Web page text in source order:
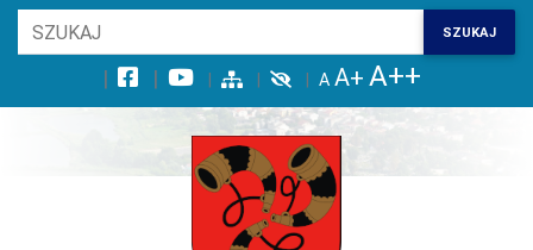
Wróć na początek strony
Przejdź do treści głównej
Przejdź do stopki
Przejdź do menu górnego
Przejdź do mapy serwisu
SZUKAJ